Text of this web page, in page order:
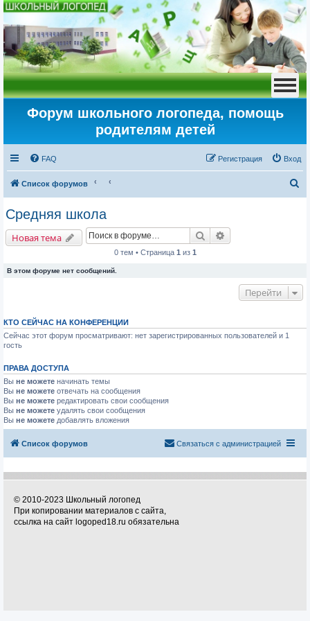
Форум школьного логопеда, помощь
родителям детей
FAQ Вход
Регистрация
Список форумов
о
Средняя школа
Новая тема Поиск
0 тем • Страница 1 из 1
В этом форуме нет сообщений.
Перейти
КТО СЕЙЧАС НА КОНФЕРЕНЦИИ
Сейчас этот форум просматривают: нет зарегистрированных пользователей и 1
гость
ПРАВА ДОСТУПА
Вы не можете начинать темы
Вы не можете отвечать на сообщения
Вы не можете редактировать свои сообщения
Вы не можете удалять свои сообщения
Вы не можете добавлять вложения
Список форумов Связаться с администрацией
© 2010-2023 Школьный логопед
При копировании материалов с сайта,
ссылка на сайт logoped18.ru обязательна